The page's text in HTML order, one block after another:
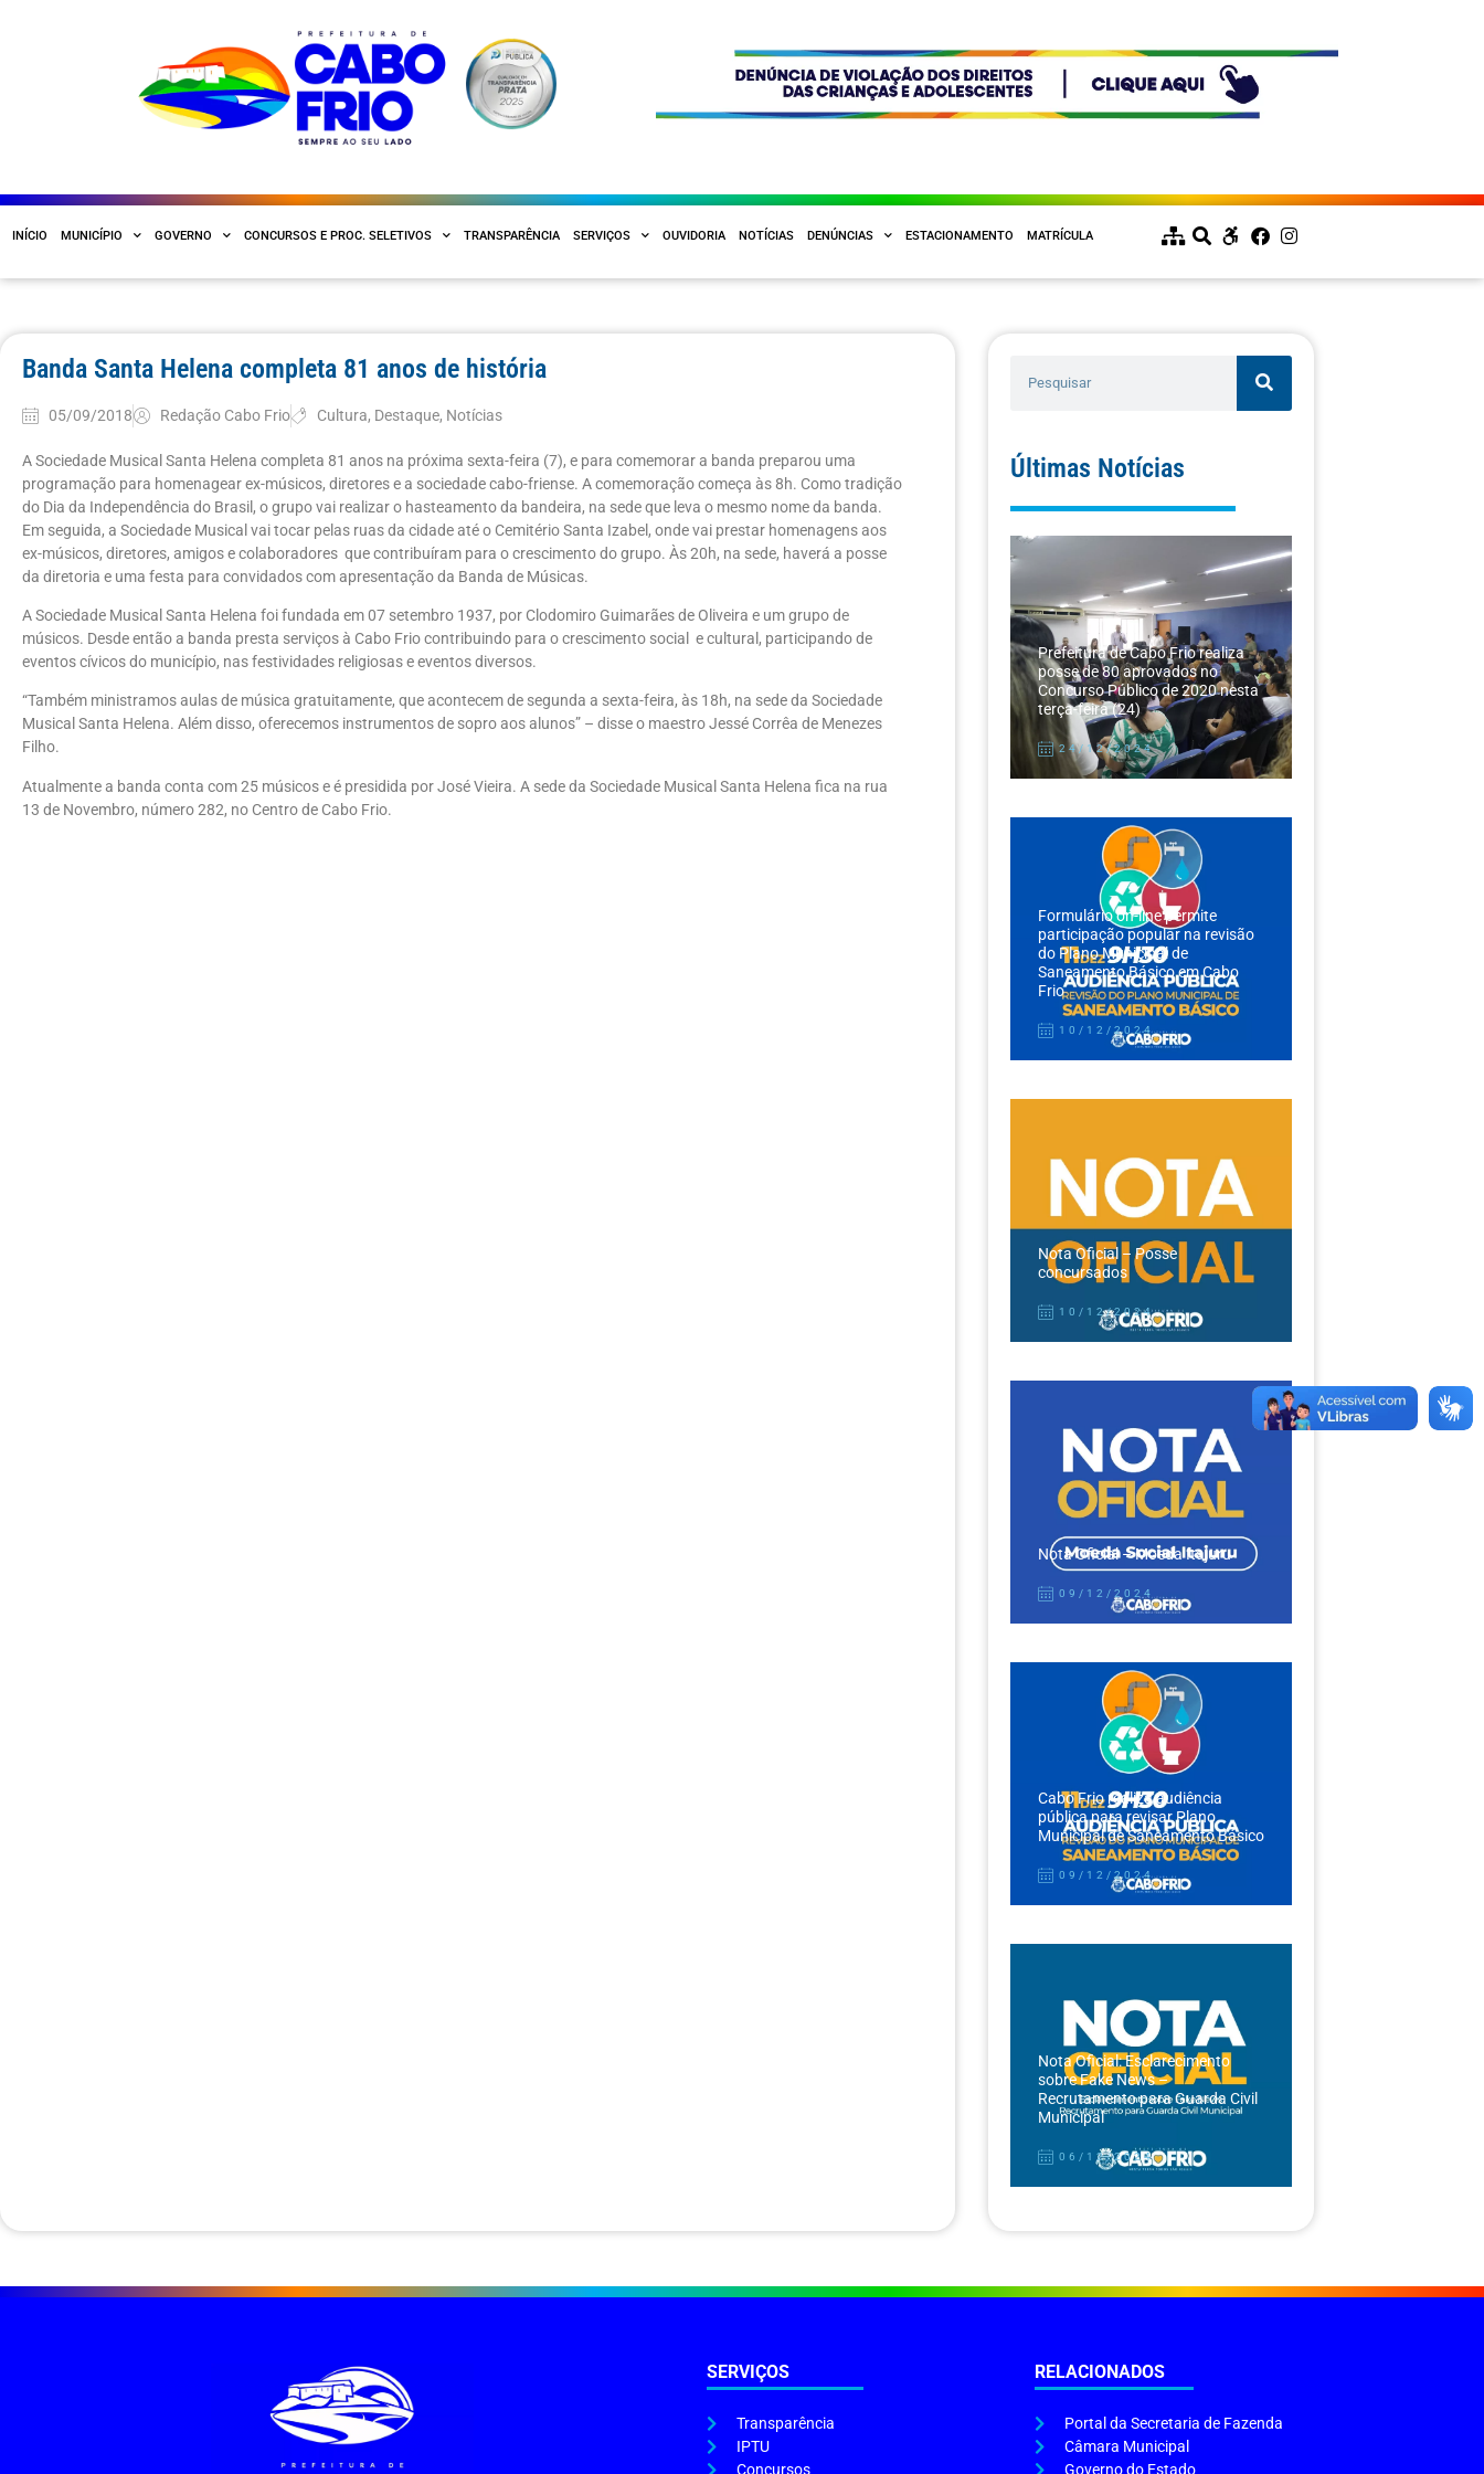
INÍCIO MUNICÍPIO GOVERNO CONCURSOS E PROC. SELETIVOS TRANSPARÊNCIA SERVIÇOS OUVIDORIA NOTÍCIAS DENÚNCIAS ESTACIONAMENTO MATRÍCULA
Banda Santa Helena completa 81 anos de história
05/09/2018 Redação Cabo Frio Cultura, Destaque, Notícias
A Sociedade Musical Santa Helena completa 81 anos na próxima sexta-feira (7), e para comemorar a banda preparou uma
programação para homenagear ex-músicos, diretores e a sociedade cabo-friense. A comemoração começa às 8h. Como tradição
do Dia da Independência do Brasil, o grupo vai realizar o hasteamento da bandeira, na sede que leva o mesmo nome da banda.
Em seguida, a Sociedade Musical vai tocar pelas ruas da cidade até o Cemitério Santa Izabel, onde vai prestar homenagens aos
ex-músicos, diretores, amigos e colaboradores que contribuíram para o crescimento do grupo. Às 20h, na sede, haverá a posse
da diretoria e uma festa para convidados com apresentação da Banda de Músicas.
A Sociedade Musical Santa Helena foi fundada em 07 setembro 1937, por Clodomiro Guimarães de Oliveira e um grupo de
músicos. Desde então a banda presta serviços à Cabo Frio contribuindo para o crescimento social e cultural, participando de
eventos cívicos do município, nas festividades religiosas e eventos diversos.
“Também ministramos aulas de música gratuitamente, que acontecem de segunda a sexta-feira, às 18h, na sede da Sociedade
Musical Santa Helena. Além disso, oferecemos instrumentos de sopro aos alunos” – disse o maestro Jessé Corrêa de Menezes
Filho.
Atualmente a banda conta com 25 músicos e é presidida por José Vieira. A sede da Sociedade Musical Santa Helena fica na rua
13 de Novembro, número 282, no Centro de Cabo Frio.
Últimas Notícias
Prefeitura de Cabo Frio realiza
posse de 80 aprovados no
Concurso Público de 2020 nesta
terça-feira (24)
24/12/2024
Formulário on-line permite
participação popular na revisão
do Plano Municipal de
Saneamento Básico em Cabo
Frio
10/12/2024
Nota Oficial – Posse
concursados
10/12/2024
Nota Oficial – Moeda Itajuru
09/12/2024
Cabo Frio realiza audiência
pública para revisar Plano
Municipal de Saneamento Básico
09/12/2024
Nota Oficial: Esclarecimento
sobre Fake News –
Recrutamento para Guarda Civil
Municipal
06/12/2024
SERVIÇOS
Transparência
IPTU
Concursos
RELACIONADOS
Portal da Secretaria de Fazenda
Câmara Municipal
Governo do Estado